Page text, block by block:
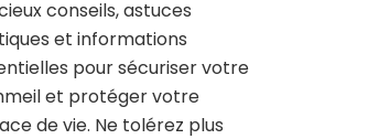
conseils, astuces
et informations
pour sécuriser votre
et protéger votre
de vie. Ne tolérez plus